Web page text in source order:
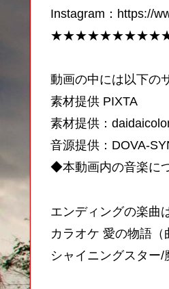
Instagram：https://
動画の中には以下の
素材提供 PIXTA
素材提供：
音源提供：DOVA-
◆本動画内の音楽に
エンディングの楽曲
カラオケ 愛の物語（
シャイニングスター/